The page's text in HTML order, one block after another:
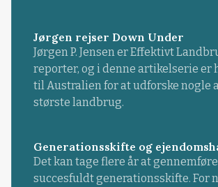
Jørgen rejser Down Under
Jørgen P. Jensen er Effektivt
reporter, og i denne artikelserie er
til Australien for at udforske nogle
største landbrug.
Generationsskifte og
Det kan tage flere år at
succesfuldt generationsskifte. For